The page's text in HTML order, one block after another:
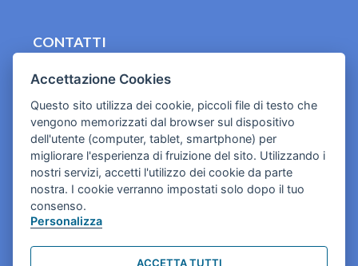
CONTATTI
Cookies e informativa privacy
Accettazione Cookies
Questo sito utilizza dei cookie, piccoli file di testo che
vengono memorizzati dal browser sul dispositivo
dell'utente (computer, tablet, smartphone) per
migliorare l'esperienza di fruizione del sito. Utilizzando i
nostri servizi, accetti l'utilizzo dei cookie da parte
nostra. I cookie verranno impostati solo dopo il tuo
consenso.
Personalizza
ACCETTA TUTTI